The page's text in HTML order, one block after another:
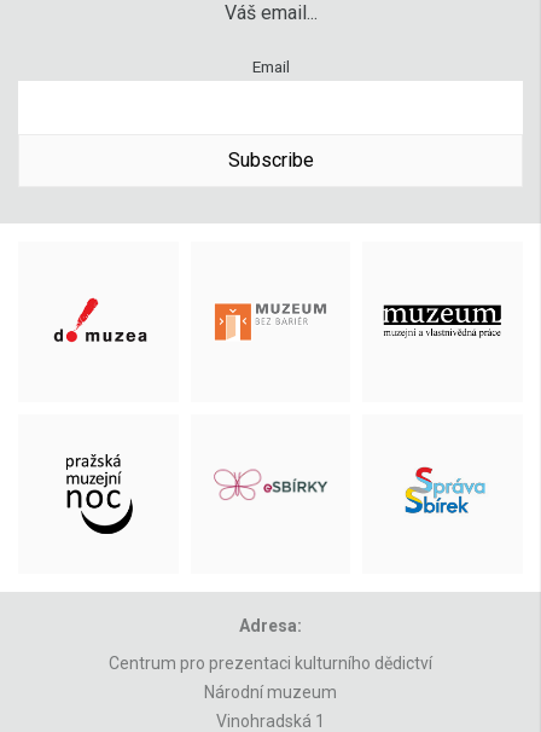
Váš email...
Email
Subscribe
Adresa:
Centrum pro prezentaci kulturního dědictví
Národní muzeum
Vinohradská 1